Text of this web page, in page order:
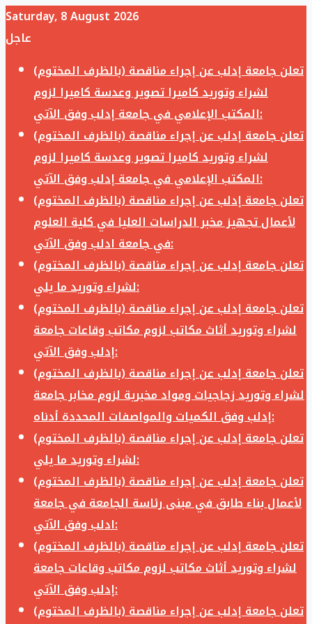
Saturday, 8 August 2026
عاجل
تعلن جامعة إدلب عن إجراء مناقصة (بالظرف المختوم)
لشراء وتوريد كاميرا تصوير وعدسة كاميرا لزوم
المكتب الإعلامي في جامعة إدلب وفق الآتي:
تعلن جامعة إدلب عن إجراء مناقصة (بالظرف المختوم)
لشراء وتوريد كاميرا تصوير وعدسة كاميرا لزوم
المكتب الإعلامي في جامعة إدلب وفق الآتي:
تعلن جامعة إدلب عن إجراء مناقصة (بالظرف المختوم)
لأعمال تجهيز مخبر الدراسات العليا في كلية العلوم
في جامعة ادلب وفق الآتي:
تعلن جامعة إدلب عن إجراء مناقصة (بالظرف المختوم)
لشراء وتوريد ما يلي:
تعلن جامعة إدلب عن إجراء مناقصة (بالظرف المختوم)
لشراء وتوريد أثاث مكاتب لزوم مكاتب وقاعات جامعة
إدلب وفق الآتي:
تعلن جامعة إدلب عن إجراء مناقصة (بالظرف المختوم)
لشراء وتوريد زجاجيات ومواد مخبرية لزوم مخابر جامعة
إدلب وفق الكميات والمواصفات المحددة أدناه:
تعلن جامعة إدلب عن إجراء مناقصة (بالظرف المختوم)
لشراء وتوريد ما يلي:
تعلن جامعة إدلب عن إجراء مناقصة (بالظرف المختوم)
لأعمال بناء طابق في مبنى رئاسة الجامعة في جامعة
ادلب وفق الآتي:
تعلن جامعة إدلب عن إجراء مناقصة (بالظرف المختوم)
لشراء وتوريد أثاث مكاتب لزوم مكاتب وقاعات جامعة
إدلب وفق الآتي:
تعلن جامعة إدلب عن إجراء مناقصة (بالظرف المختوم)